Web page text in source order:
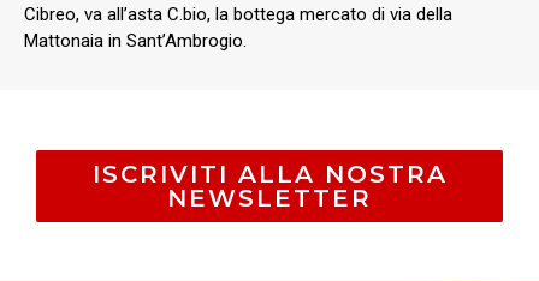
Cibreo, va all’asta C.bio, la bottega mercato di via della
Mattonaia in Sant’Ambrogio.
ISCRIVITI ALLA NOSTRA
NEWSLETTER